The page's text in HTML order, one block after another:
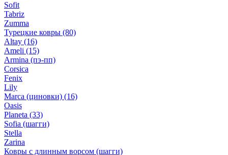
Sofit
Tabriz
Zumma
Турецкие ковры (80)
Altay (16)
Ameli (15)
Armina (пэ-пп)
Corsica
Fenix
Lily
Marca (циновки) (16)
Oasis
Planeta (33)
Sofia (шагги)
Stella
Zarina
Ковры с длинным ворсом (шагги)